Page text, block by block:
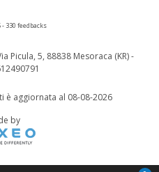
Picula, 5, 88838 Mesoraca (KR) -
aggiornata al 08-08-2026
- 330 feedbacks
by